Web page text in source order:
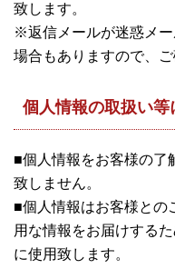
致します。
※返信メールが迷惑メ
場合もありますので、
個人情報の取扱い等
■個人情報をお客様の了
致しません。
■個人情報はお客様との
用な情報をお届けする
に使用致します。